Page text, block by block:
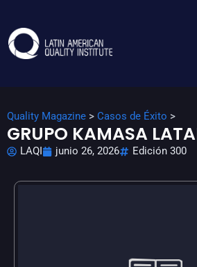
Quality Magazine > Casos de Éxito >
GRUPO KAMASA
LAQI junio 26, 2026 Edición 300